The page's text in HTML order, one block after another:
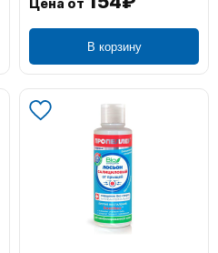
Цена от
В корзину